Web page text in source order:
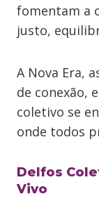
fomentam a
justo,
A Nova Era,
de conexão,
coletivo se
onde todos
Delfos
Vivo